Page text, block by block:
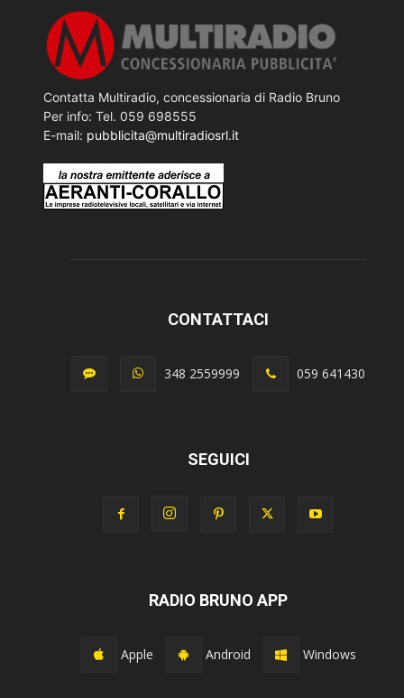
Contatta Multiradio, concessionaria di Radio Bruno
Per info: Tel. 059 698555
E-mail: pubblicita@multiradiosrl.it
CONTATTACI
348 2559999 059 641430
SEGUICI
RADIO BRUNO APP
Apple Android Windows